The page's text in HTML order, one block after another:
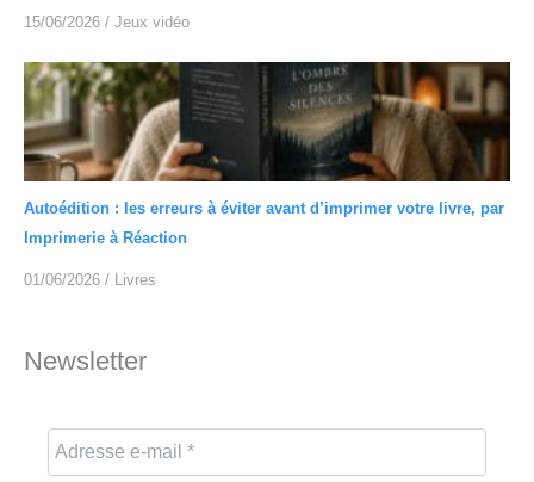
15/06/2026 / Jeux vidéo
Autoédition : les erreurs à éviter avant d’imprimer votre livre, par
Imprimerie à Réaction
01/06/2026 / Livres
Newsletter